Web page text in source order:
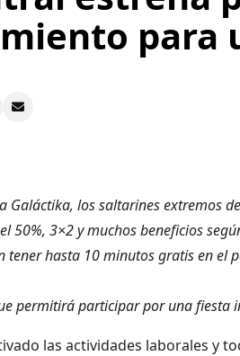
para
Galáctika, los saltarines extremos
50%, 3×2 y muchos beneficios
tener hasta 10 minutos gratis en el
permitirá participar por una fiesta
las actividades laborales y